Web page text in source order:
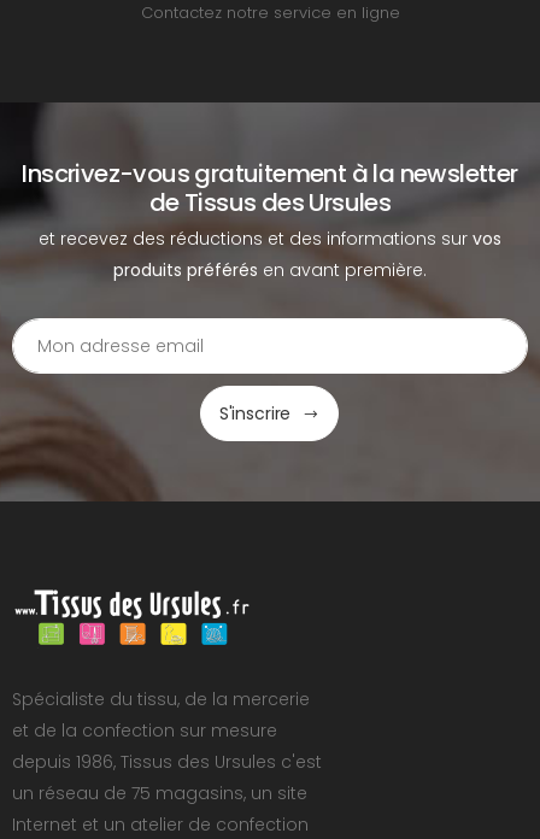
Contactez notre service en ligne
Inscrivez-vous gratuitement à la newsletter
de Tissus des Ursules
et recevez des réductions et des informations sur vos
produits préférés en avant première.
S'inscrire
Spécialiste du tissu, de la mercerie
et de la confection sur mesure
depuis 1986, Tissus des Ursules c'est
un réseau de 75 magasins, un site
Internet et un atelier de confection